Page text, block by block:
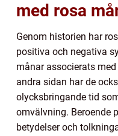
med rosa
Genom historien har
positiva och negativa
månar associerats
andra sidan har de
olycksbringande tid
omvälvning. Beroende
betydelser och